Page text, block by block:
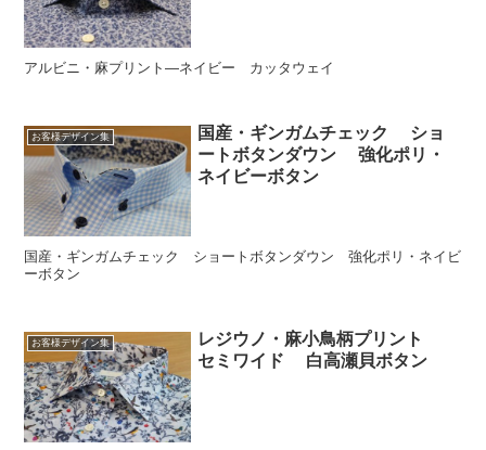
アルビニ・麻プリント―ネイビー カッタウェイ
お客様デザイン集
国産・ギンガムチェック ショ
ートボタンダウン 強化ポリ・
ネイビーボタン
国産・ギンガムチェック ショートボタンダウン 強化ポリ・ネイビ
ーボタン
お客様デザイン集
レジウノ・麻小鳥柄プリント
セミワイド 白高瀬貝ボタン